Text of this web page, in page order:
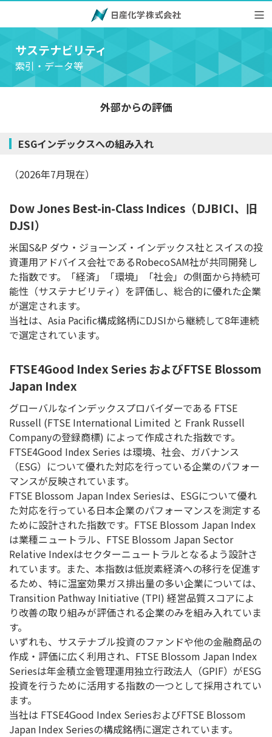
サステナビリティ
索引・データ等
外部からの評価
ESGインデックスへの組み入れ
（2026年7月現在）
Dow Jones Best-in-Class Indices（DJBICI、旧
DJSI）
米国S&P ダウ・ジョーンズ・インデックス社とスイスの投
資運用アドバイス会社であるRobecoSAM社が共同開発し
た指数です。「経済」「環境」「社会」の側面から持続可
能性（サステナビリティ）を評価し、総合的に優れた企業
が選定されます。
当社は、Asia Pacific構成銘柄にDJSIから継続して8年連続
で選定されています。
FTSE4Good Index Series およびFTSE Blossom
Japan Index
グローバルなインデックスプロバイダーである FTSE
Russell (FTSE International Limited と Frank Russell
Companyの登録商標) によって作成された指数です。
FTSE4Good Index Series は環境、社会、ガバナンス
（ESG）について優れた対応を行っている企業のパフォー
マンスが反映されています。
FTSE Blossom Japan Index Seriesは、ESGについて優れ
た対応を行っている日本企業のパフォーマンスを測定する
ために設計された指数です。FTSE Blossom Japan Index
は業種ニュートラル、FTSE Blossom Japan Sector
Relative Indexはセクターニュートラルとなるよう設計さ
れています。また、本指数は低炭素経済への移行を促進す
るため、特に温室効果ガス排出量の多い企業については、
Transition Pathway Initiative (TPI) 経営品質スコアによ
り改善の取り組みが評価される企業のみを組み入れていま
す。
いずれも、サステナブル投資のファンドや他の金融商品の
作成・評価に広く利用され、FTSE Blossom Japan Index
Seriesは年金積立金管理運用独立行政法人（GPIF）がESG
投資を行うために活用する指数の一つとして採用されてい
ます。
当社は FTSE4Good Index SeriesおよびFTSE Blossom
Japan Index Seriesの構成銘柄に選定されています。